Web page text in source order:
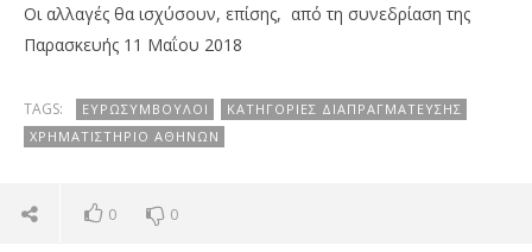
Οι αλλαγές θα ισχύσουν, επίσης, από τη συνεδρίαση της
Παρασκευής 11 Μαΐου 2018
TAGS: ΕΥΡΩΣΎΜΒΟΥΛΟΙ
ΚΑΤΗΓΟΡΊΕΣ ΔΙΑΠΡΑΓΜΆΤΕΥΣΗΣ
ΧΡΗΜΑΤΙΣΤΉΡΙΟ ΑΘΗΝΏΝ
0 0